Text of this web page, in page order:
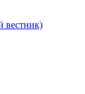
вестник)